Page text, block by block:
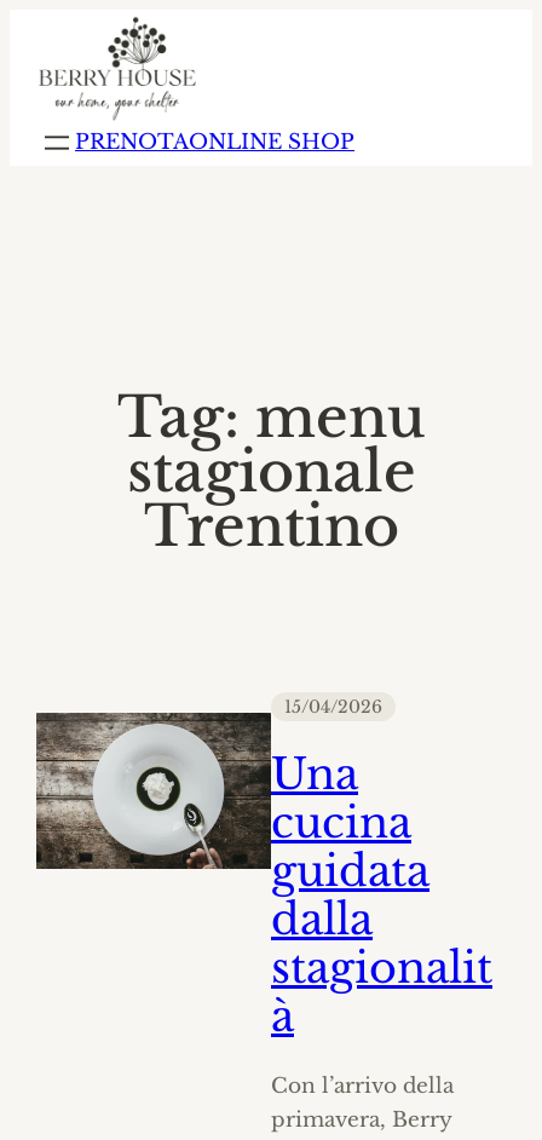
agriturismo altopiano della vigolana
PRENOTAONLINE SHOP
Tag: menu
stagionale
Trentino
15/04/2026
Una
cucina
guidata
dalla
stagionalit
à
Con l’arrivo della
primavera, Berry